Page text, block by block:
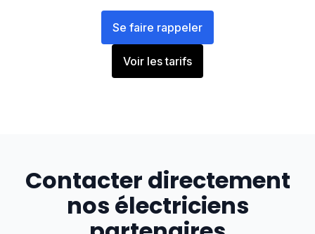
Se faire rappeler
Voir les tarifs
Contacter directement
nos électriciens